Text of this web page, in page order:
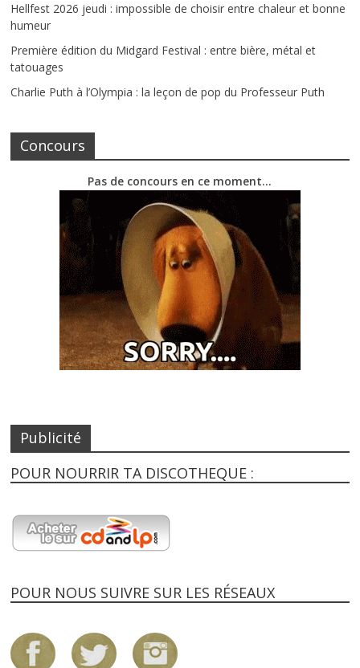
Hellfest 2026 jeudi : impossible de choisir entre chaleur et bonne
humeur
Première édition du Midgard Festival : entre bière, métal et
tatouages
Charlie Puth à l’Olympia : la leçon de pop du Professeur Puth
Concours
Pas de concours en ce moment…
Publicité
POUR NOURRIR TA DISCOTHEQUE :
POUR NOUS SUIVRE SUR LES RÉSEAUX